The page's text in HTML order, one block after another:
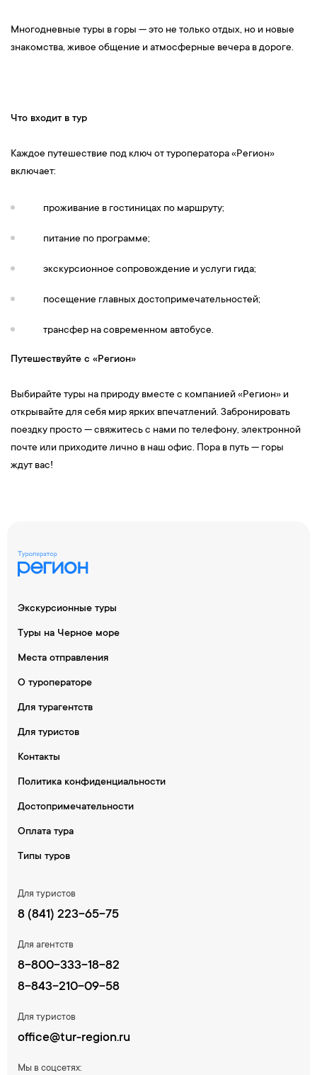
Многодневные туры в горы — это не только отдых, но и новые
знакомства, живое общение и атмосферные вечера в дороге.
Что входит в тур
Каждое путешествие под ключ от туроператора «Регион»
включает:
проживание в гостиницах по маршруту;
питание по программе;
экскурсионное сопровождение и услуги гида;
посещение главных достопримечательностей;
трансфер на современном автобусе.
Путешествуйте с «Регион»
Выбирайте туры на природу вместе с компанией «Регион» и
открывайте для себя мир ярких впечатлений. Забронировать
поездку просто — свяжитесь с нами по телефону, электронной
почте или приходите лично в наш офис. Пора в путь — горы
ждут вас!
Экскурсионные туры
Туры на Черное море
Места отправления
О туроператоре
Для турагентств
Для туристов
Контакты
Политика конфиденциальности
Достопримечательности
Оплата тура
Типы туров
Для туристов
8 (841) 223-65-75
Для агентств
8-800-333-18-82
8-843-210-09-58
Для туристов
office@tur-region.ru
Мы в соцсетях: